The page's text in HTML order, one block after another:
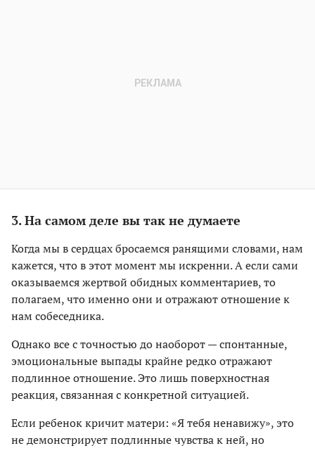
3. На самом деле вы так не думаете
Когда мы в сердцах бросаемся ранящими словами, нам
кажется, что в этот момент мы искренни. А если сами
оказываемся жертвой обидных комментариев, то
полагаем, что именно они и отражают отношение к
нам собеседника.
Однако все с точностью до наоборот — спонтанные,
эмоциональные выпады крайне редко отражают
подлинное отношение. Это лишь поверхностная
реакция, связанная с конкретной ситуацией.
Если ребенок кричит матери: «Я тебя ненавижу», это
не демонстрирует подлинные чувства к ней, но